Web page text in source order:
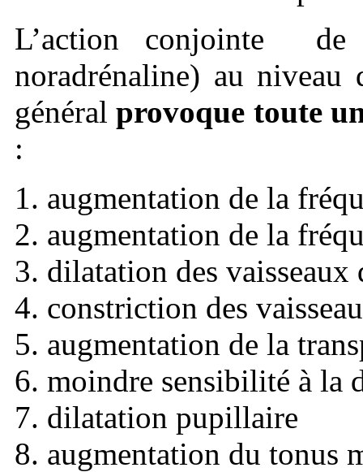
L’action conjointe de
noradrénaline) au niveau
généralprovoque toute
:
augmentation de la
augmentation de la
dilatation des vaisseaux
constriction des
augmentation de la
moindre sensibilité à la
dilatation pupillaire
augmentation du tonus